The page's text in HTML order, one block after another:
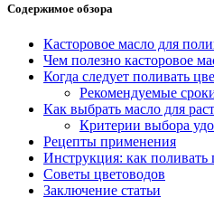
Содержимое обзора
Касторовое масло для
Чем полезно касторовое
Когда следует поливать
Рекомендуемые
Как выбрать масло для
Критерии выбора
Рецепты применения
Инструкция: как
Советы цветоводов
Заключение статьи